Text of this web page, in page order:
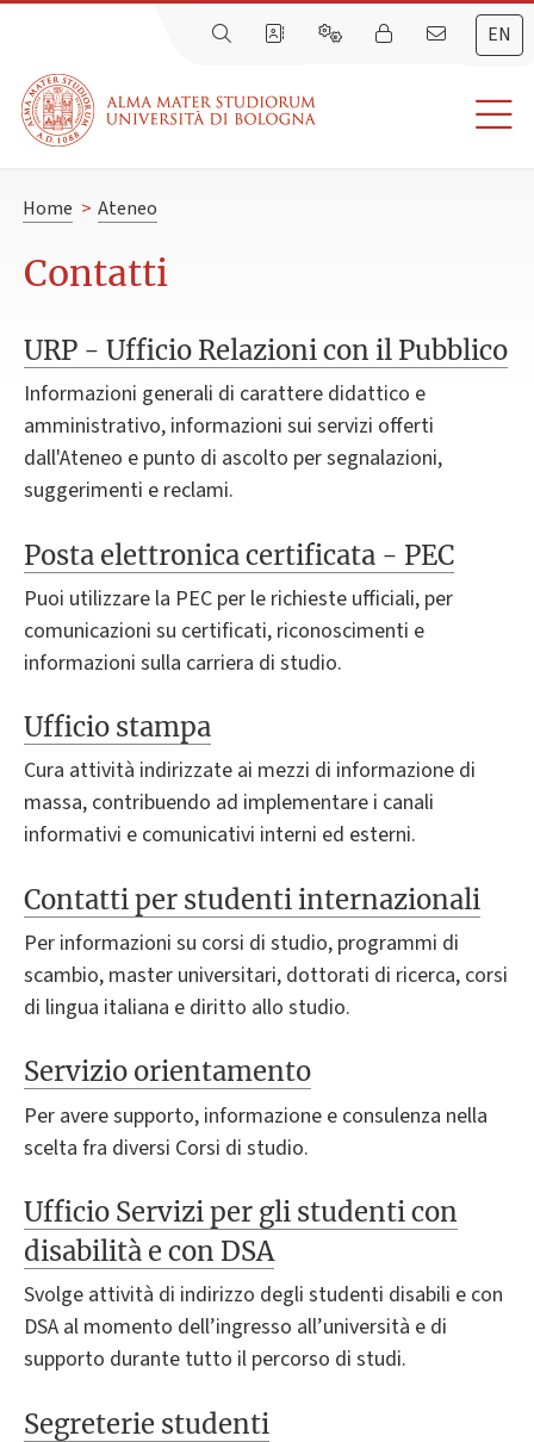
EN
Home > Ateneo
Contatti
URP - Ufficio Relazioni con il Pubblico
Informazioni generali di carattere didattico e
amministrativo, informazioni sui servizi offerti
dall'Ateneo e punto di ascolto per segnalazioni,
suggerimenti e reclami.
Posta elettronica certificata - PEC
Puoi utilizzare la PEC per le richieste ufficiali, per
comunicazioni su certificati, riconoscimenti e
informazioni sulla carriera di studio.
Ufficio stampa
Cura attività indirizzate ai mezzi di informazione di
massa, contribuendo ad implementare i canali
informativi e comunicativi interni ed esterni.
Contatti per studenti internazionali
Per informazioni su corsi di studio, programmi di
scambio, master universitari, dottorati di ricerca, corsi
di lingua italiana e diritto allo studio.
Servizio orientamento
Per avere supporto, informazione e consulenza nella
scelta fra diversi Corsi di studio.
Ufficio Servizi per gli studenti con
disabilità e con DSA
Svolge attività di indirizzo degli studenti disabili e con
DSA al momento dell’ingresso all’università e di
supporto durante tutto il percorso di studi.
Segreterie studenti